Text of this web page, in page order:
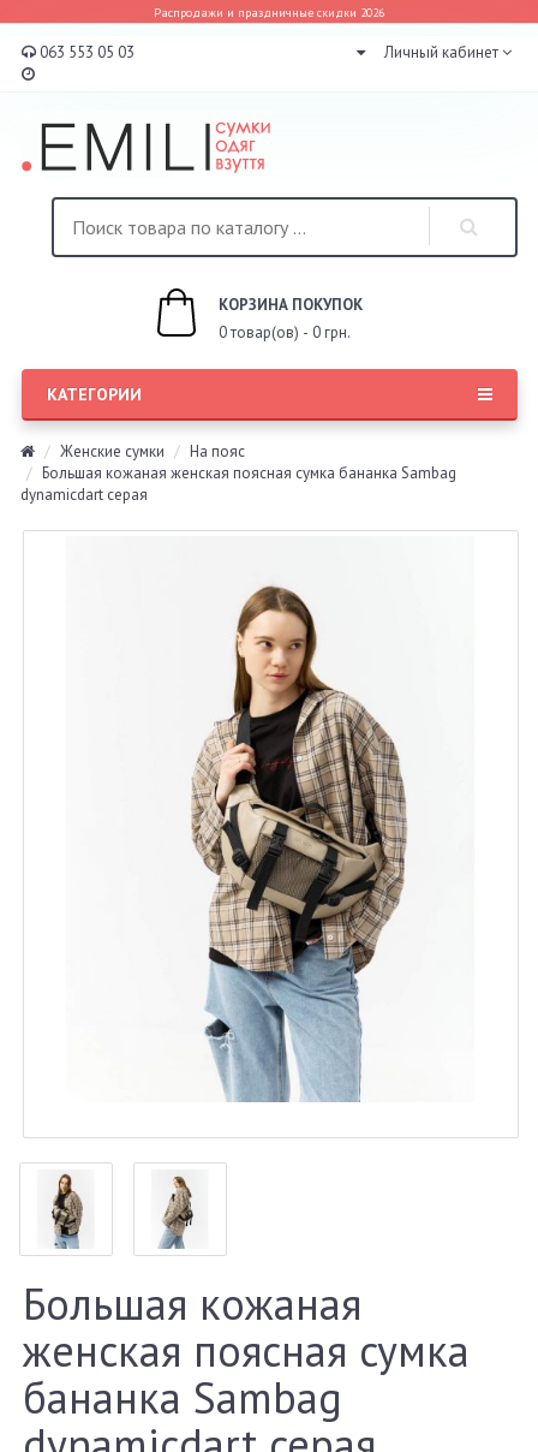
Распродажи и праздничные скидки 2026
063 553 05 03 Личный кабинет
КОРЗИНА ПОКУПОК
0 товар(ов) - 0 грн.
КАТЕГОРИИ
Женские сумки
На пояс
Большая кожаная женская поясная сумка бананка Sambag
dynamicdart серая
Большая кожаная
женская поясная сумка
бананка Sambag